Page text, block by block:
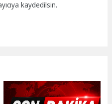
kaydedilsin.